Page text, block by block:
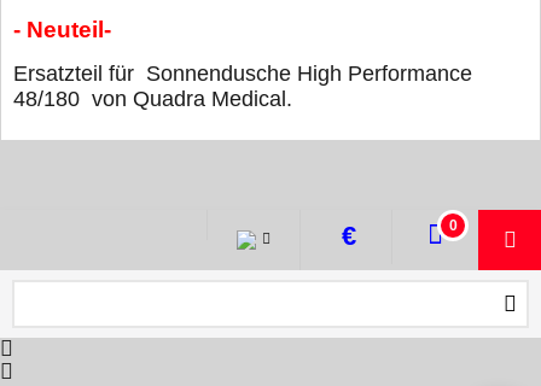
- Neuteil-
Ersatzteil für Sonnendusche High Performance
48/180 von Quadra Medical.
0
€